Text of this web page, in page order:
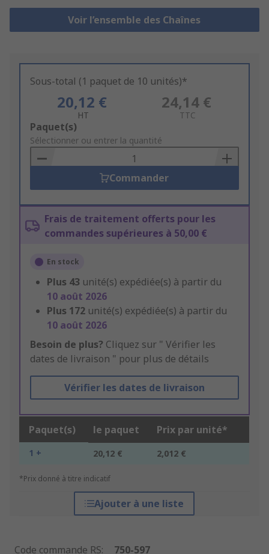
Voir l’ensemble des Chaînes
Sous-total (1 paquet de 10 unités)*
20,12 €
HT
24,14 €
TTC
Add
to
Basket
Paquet(s)
Sélectionner ou entrer la quantité
Commander
Frais de traitement offerts pour les
commandes supérieures à 50,00 €
En stock
Plus 43 unité(s) expédiée(s) à partir du
10 août 2026
Plus 172 unité(s) expédiée(s) à partir du
10 août 2026
Besoin de plus? Cliquez sur " Vérifier les
dates de livraison " pour plus de détails
Vérifier les dates de livraison
Paquet(s) le paquet Prix par unité*
1 + 20,12 € 2,012 €
*Prix donné à titre indicatif
Ajouter à une liste
Code commande RS:
750-597